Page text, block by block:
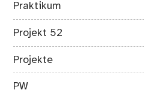
Praktikum
Projekt 52
Projekte
PW